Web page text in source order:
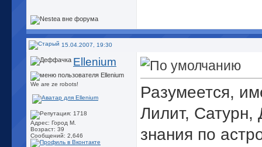
15.04.2007, 19:30
Ellenium
We are ze robots!
Адрес: Город М.
Возраст: 39
Сообщений: 2,646
Разумеется,
Лилит, Сатурн,
знания по